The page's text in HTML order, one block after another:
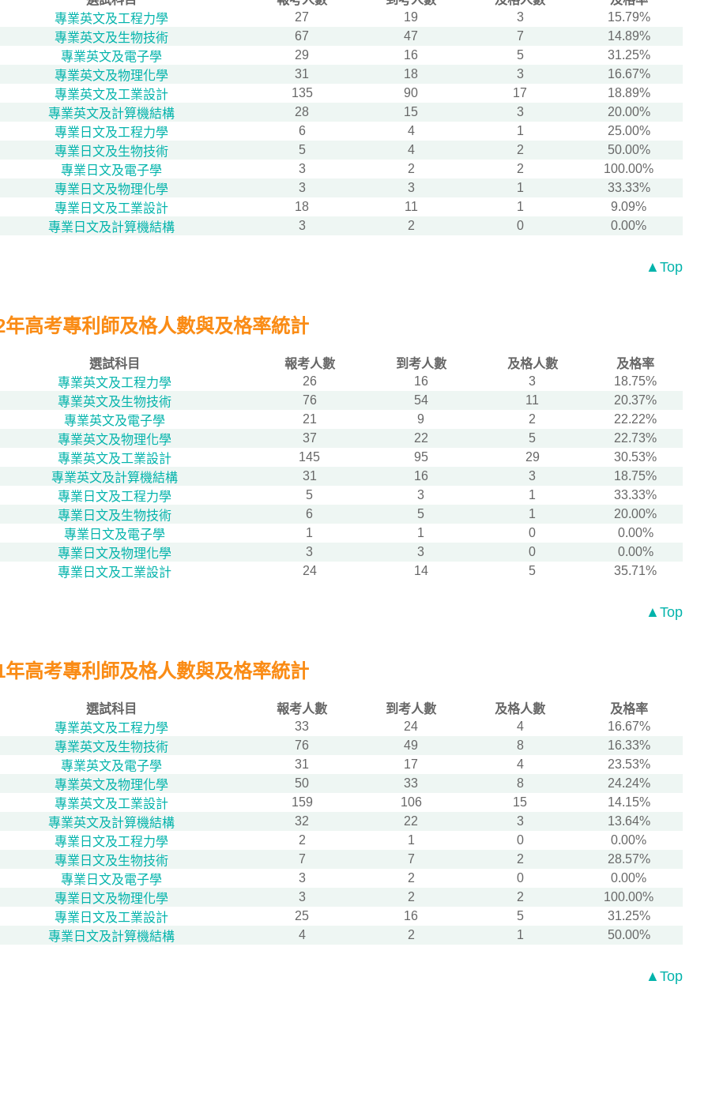
專業英文及工程力學
27 19 3
15.79%
專業英文及生物技術
67 47 7
14.89%
專業英文及電子學
29 16 5
31.25%
專業英文及物理化學
31 18 3
16.67%
專業英文及工業設計
135 90 17
18.89%
專業英文及計算機結構
28 15 3
20.00%
專業日文及工程力學
6 4 1
25.00%
專業日文及生物技術
5 4 2
50.00%
專業日文及電子學
3 2 2
100.00%
專業日文及物理化學
3 3 1
33.33%
專業日文及工業設計
18 11 1
9.09%
專業日文及計算機結構
3 2 0 0.00%
▲Top
年高考專利師及格人數與及格率統計
選試科目 報考人數 到考人數 及格人數
及格率
專業英文及工程力學
26 16 3
18.75%
專業英文及生物技術
76 54 11
20.37%
專業英文及電子學
21 9 2
22.22%
專業英文及物理化學
37 22 5
22.73%
專業英文及工業設計
145 95 29
30.53%
專業英文及計算機結構
31 16 3
18.75%
專業日文及工程力學
5 3 1
33.33%
專業日文及生物技術
6 5 1
20.00%
專業日文及電子學
1 1 0
0.00%
專業日文及物理化學
3 3 0
0.00%
專業日文及工業設計
24 14 5 35.71%
▲Top
年高考專利師及格人數與及格率統計
選試科目 報考人數 到考人數 及格人數
及格率
專業英文及工程力學
33 24 4
16.67%
專業英文及生物技術
76 49 8
16.33%
專業英文及電子學
31 17 4
23.53%
專業英文及物理化學
50 33 8
24.24%
專業英文及工業設計
159 106 15
14.15%
專業英文及計算機結構
32 22 3
13.64%
專業日文及工程力學
2 1 0
0.00%
專業日文及生物技術
7 7 2
28.57%
專業日文及電子學
3 2 0
0.00%
專業日文及物理化學
3 2 2
100.00%
專業日文及工業設計
25 16 5
31.25%
專業日文及計算機結構
4 2 1 50.00%
▲Top